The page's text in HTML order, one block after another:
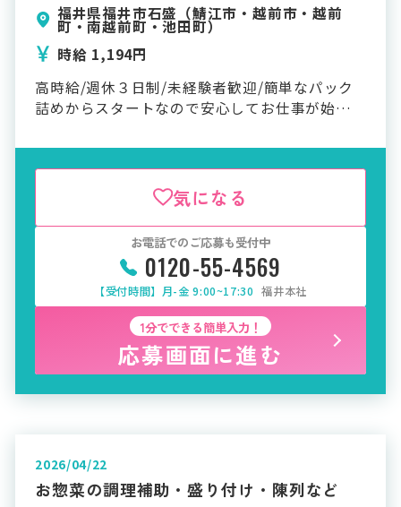
福井県福井市石盛（鯖江市・越前市・越前
町・南越前町・池田町）
時給 1,194円
高時給/週休３日制/未経験者歓迎/簡単なパック
詰めからスタートなので安心してお仕事が始めら
気になる
お電話でのご応募も受付中
0120-55-4569
【受付時間】月-金 9:00~17:30 福井本社
1分でできる簡単入力！
応募画面に進む
2026/04/22
お惣菜の調理補助・盛り付け・陳列など